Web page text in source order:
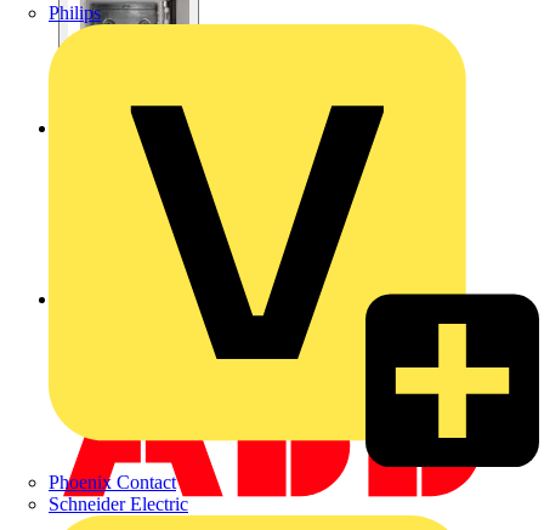
Philips
Phoenix Contact
Schneider Electric